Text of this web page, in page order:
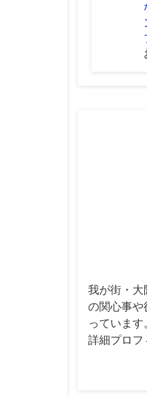
我が街・大
の関心事や
っています
詳細プロフ